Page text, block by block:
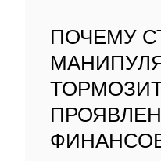
ПОЧЕМУ